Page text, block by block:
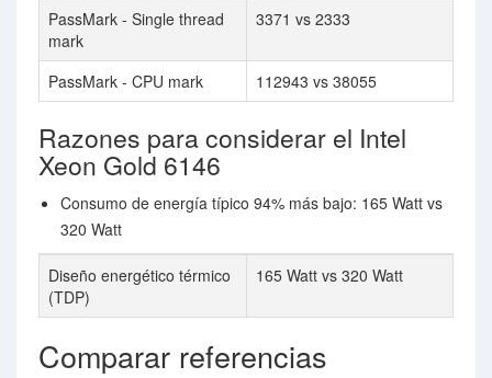
PassMark - Single thread
mark
3371 vs 2333
PassMark - CPU mark 112943 vs 38055
Razones para considerar el Intel
Xeon Gold 6146
Consumo de energía típico 94% más bajo: 165 Watt vs
320 Watt
Diseño energético térmico
(TDP)
165 Watt vs 320 Watt
Comparar referencias